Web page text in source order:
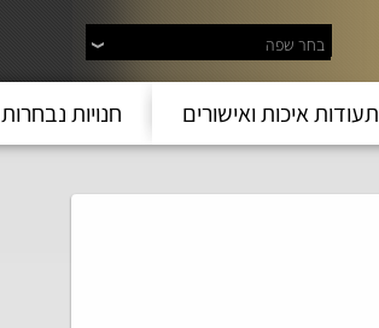
בחר שפה
תעודות איכות ואישורים חנויות נבחרות